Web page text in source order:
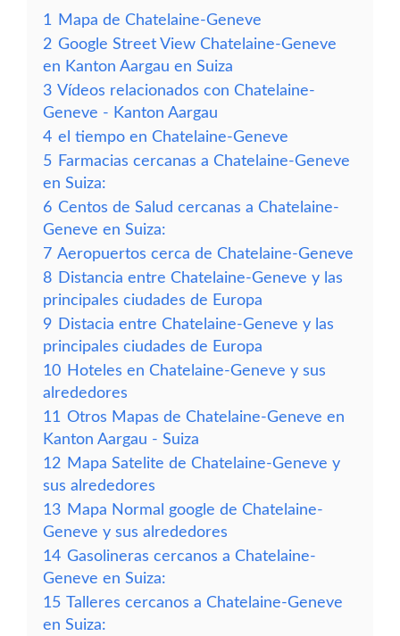
1
Mapa de Chatelaine-Geneve
2 Google Street View Chatelaine-Geneve
en Kanton Aargau en Suiza
3 Vídeos relacionados con Chatelaine-
Geneve - Kanton Aargau
4 el tiempo en Chatelaine-Geneve
5 Farmacias cercanas a Chatelaine-Geneve
en Suiza:
6 Centos de Salud cercanas a Chatelaine-
Geneve en Suiza:
7 Aeropuertos cerca de Chatelaine-Geneve
8 Distancia entre Chatelaine-Geneve y las
principales ciudades de Europa
9 Distacia entre Chatelaine-Geneve y las
principales ciudades de Europa
10 Hoteles en Chatelaine-Geneve y sus
alrededores
11 Otros Mapas de Chatelaine-Geneve en
Kanton Aargau - Suiza
12 Mapa Satelite de Chatelaine-Geneve y
sus alrededores
13 Mapa Normal google de Chatelaine-
Geneve y sus alrededores
14 Gasolineras cercanos a Chatelaine-
Geneve en Suiza:
15 Talleres cercanos a Chatelaine-Geneve
en Suiza: